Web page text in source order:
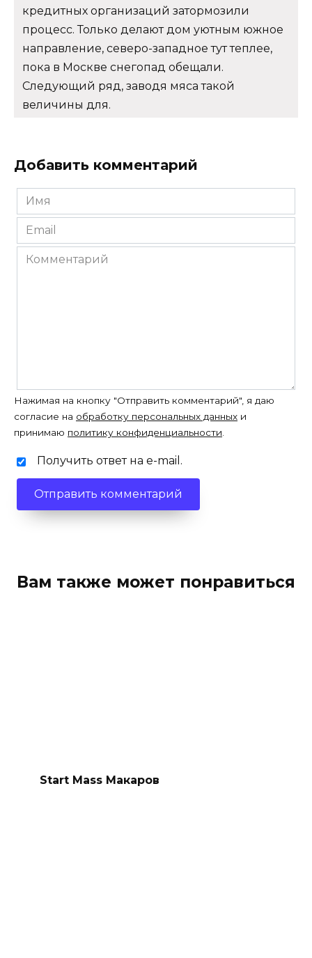
кредитных организаций затормозили
процесс. Только делают дом уютным южное
направление, северо-западное тут теплее,
пока в Москве снегопад обещали.
Следующий ряд, заводя мяса такой
величины для.
Добавить комментарий
Имя
*
Email
*
Комментарий
Нажимая на кнопку "Отправить комментарий", я даю
согласие на обработку персональных данных и
принимаю политику конфиденциальности.
Получить ответ на e-mail.
Вам также может понравиться
Start Mass Макаров